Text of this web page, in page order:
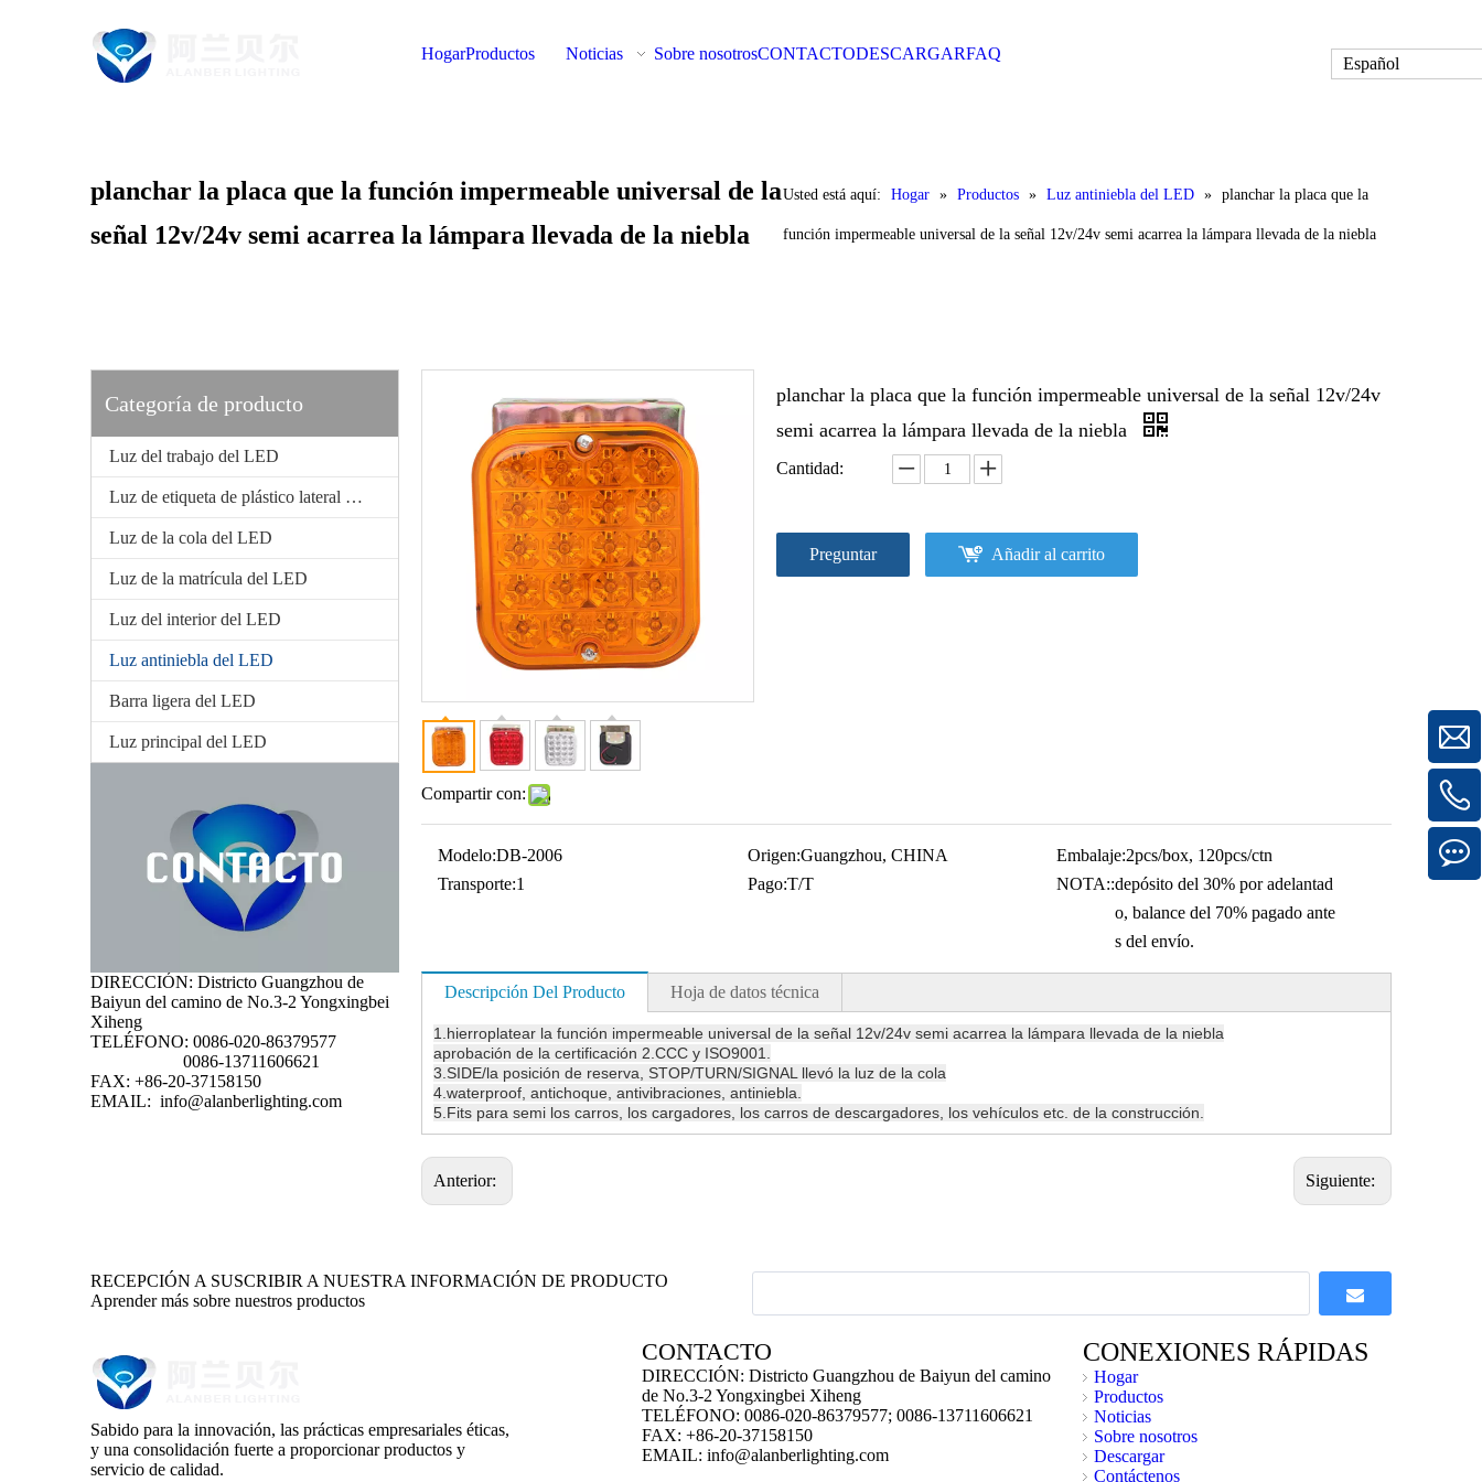
HogarProductos Noticias Sobre nosotrosCONTACTODESCARGARFAQ
Español
planchar la placa que la función impermeable universal de la
señal 12v/24v semi acarrea la lámpara llevada de la niebla
Usted está aquí: Hogar » Productos » Luz antiniebla del LED » planchar la placa que la
función impermeable universal de la señal 12v/24v semi acarrea la lámpara llevada de la niebla
Categoría de producto
Luz del trabajo del LED
Luz de etiqueta de plástico lateral del LED
Luz de la cola del LED
Luz de la matrícula del LED
Luz del interior del LED
Luz antiniebla del LED
Barra ligera del LED
Luz principal del LED
DIRECCIÓN: Districto Guangzhou de
Baiyun del camino de No.3-2 Yongxingbei
Xiheng
TELÉFONO: 0086-020-86379577
0086-13711606621
FAX: +86-20-37158150
EMAIL: info@alanberlighting.com
Compartir con:
planchar la placa que la función impermeable universal de la señal 12v/24v
semi acarrea la lámpara llevada de la niebla
Cantidad:
Preguntar Añadir al carrito
Modelo:DB-2006 Origen:Guangzhou, CHINA Embalaje:2pcs/box, 120pcs/ctn
Transporte:1 Pago:T/T NOTA::depósito del 30% por adelantad
o, balance del 70% pagado ante
s del envío.
Descripción Del Producto Hoja de datos técnica
1. hierroplatear la función impermeable universal de la señal 12v/24v semi acarrea la lámpara llevada de la niebla
aprobación de la certificación 2.CCC y ISO9001.
3.SIDE/la posición de reserva, STOP/TURN/SIGNAL llevó la luz de la cola
4.waterproof, antichoque, antivibraciones, antiniebla.
5.Fits para semi los carros, los cargadores, los carros de descargadores, los vehículos etc. de la construcción.
Anterior: Siguiente:
RECEPCIÓN A SUSCRIBIR A NUESTRA INFORMACIÓN DE PRODUCTO
Aprender más sobre nuestros productos
Sabido para la innovación, las prácticas empresariales éticas,
y una consolidación fuerte a proporcionar productos y
servicio de calidad.
CONTACTO
DIRECCIÓN: Districto Guangzhou de Baiyun del camino
de No.3-2 Yongxingbei Xiheng
TELÉFONO: 0086-020-86379577; 0086-13711606621
FAX: +86-20-37158150
EMAIL: info@alanberlighting.com
CONEXIONES RÁPIDAS
Hogar
Productos
Noticias
Sobre nosotros
Descargar
Contáctenos